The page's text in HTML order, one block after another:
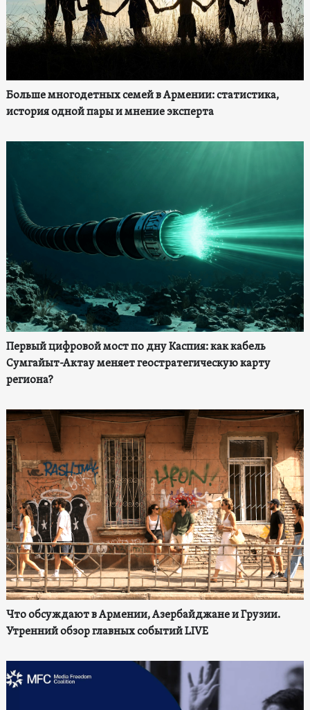
Больше многодетных семей в Армении: статистика,
история одной пары и мнение эксперта
Первый цифровой мост по дну Каспия: как кабель
Сумгайыт-Актау меняет геостратегическую карту
региона?
Что обсуждают в Армении, Азербайджане и Грузии.
Утренний обзор главных событий LIVE